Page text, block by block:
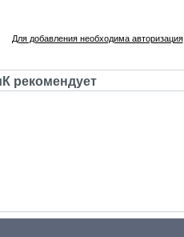
Для добавления необходима авторизация
рекомендует